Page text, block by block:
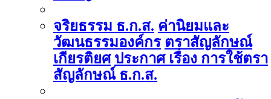
จริยธรรม ธ.ก.ส. ค่านิยมและ
วัฒนธรรมองค์กร ตราสัญลักษณ์
เกียรติยศ ประกาศ เรื่อง การใช้ตรา
สัญลักษณ์ ธ.ก.ส.